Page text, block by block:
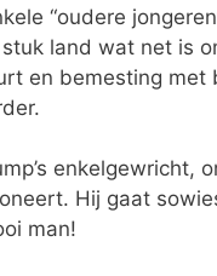
“oudere
land wat net is
en bemesting met
enkelgewricht,
Hij gaat
man!